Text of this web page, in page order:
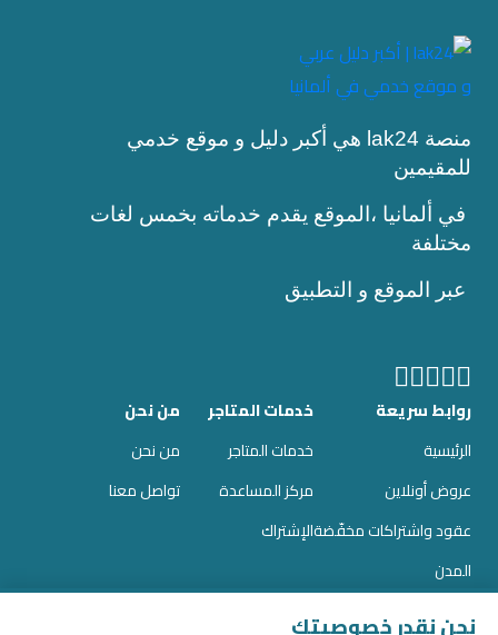
منصة lak24 هي أكبر دليل و موقع خدمي
للمقيمين
في ألمانيا ،الموقع يقدم خدماته بخمس لغات
مختلفة
عبر الموقع و التطبيق
روابط سريعة
الرئيسية
عروض أونلاين
عقود واشتراكات مخفّضة
المدن
خدمات المتاجر
خدمات المتاجر
مركز المساعدة
الإشتراك
من نحن
من نحن
تواصل معنا
نحن نقدر خصوصيتك